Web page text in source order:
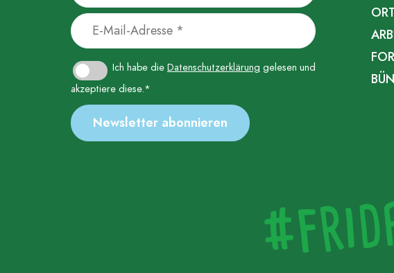
Ich habe die Datenschutzerklärung gelesen und
akzeptiere diese.*